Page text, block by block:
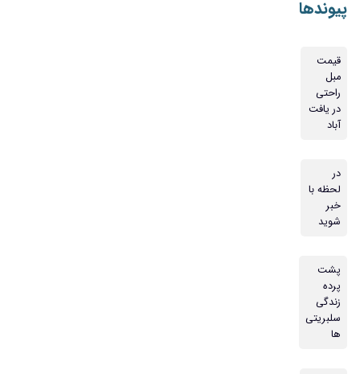
پیوندها
قیمت
مبل
راحتی
در یافت
آباد
در
لحظه با
خبر
شوید
پشت
پرده
زندگی
سلبریتی
ها